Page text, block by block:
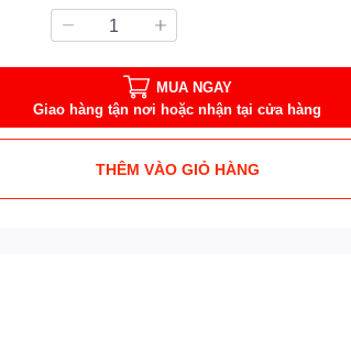
MUA NGAY
Giao hàng tận nơi hoặc nhận tại cửa hàng
THÊM VÀO GIỎ HÀNG